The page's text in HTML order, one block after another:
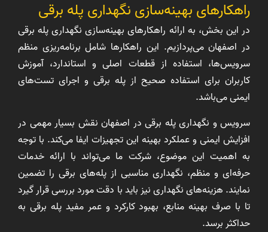
راهکارهای بهینه‌سازی نگهداری پله برقی
در این بخش، به ارائه راهکارهای بهینه‌سازی نگهداری پله برقی
در اصفهان می‌پردازیم. این راهکارها شامل برنامه‌ریزی منظم
سرویس‌ها، استفاده از قطعات اصلی و استاندارد، آموزش
کاربران برای استفاده صحیح از پله برقی و اجرای تست‌های
ایمنی می‌باشد.
سرویس و نگهداری پله برقی در اصفهان نقش بسیار مهمی در
افزایش ایمنی و عملکرد بهینه این تجهیزات ایفا می‌کند. با توجه
به اهمیت این موضوع، شرکت ما می‌تواند با ارائه خدمات
حرفه‌ای و منظم، نگهداری مناسبی از پله‌های برقی را تضمین
نمایند. هزینه‌های نگهداری نیز باید با دقت مورد بررسی قرار گیرد
تا با صرف بهینه منابع، بهبود کارکرد و عمر مفید پله برقی به
حداکثر برسد.